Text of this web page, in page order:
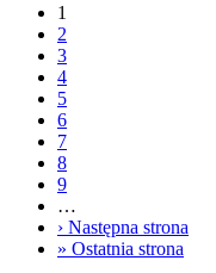
1
2
3
4
5
6
7
8
9
…
› Następna strona
» Ostatnia strona